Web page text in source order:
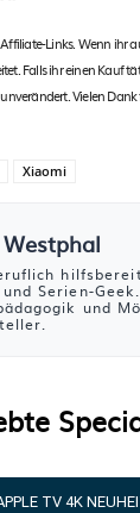
Links. Wenn ihr
Falls ihr einen Kauf
Vielen
Xiaomi
Serien-
und
TV 4K